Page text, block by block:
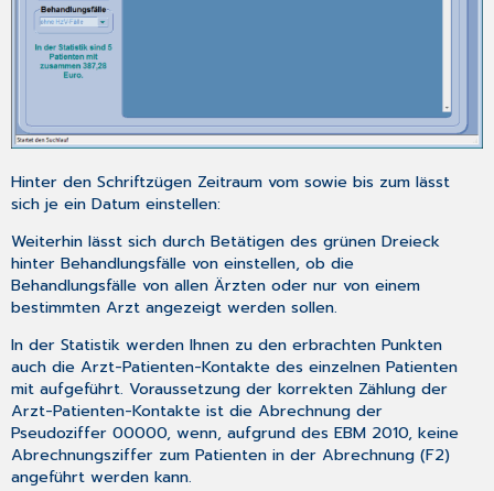
Hinter den Schriftzügen Zeitraum vom sowiebis zum lässt
sich je ein Datum einstellen:
Weiterhin lässt sich durch Betätigen des grünen Dreieck
hinterBehandlungsfälle von einstellen, ob die
Behandlungsfälle von allen Ärzten oder nur von einem
bestimmten Arzt angezeigt werden sollen.
In der Statistik werden Ihnen zu den erbrachten Punkten
auch die Arzt-Patienten-Kontakte des einzelnen Patienten
mit aufgeführt. Voraussetzung der korrekten Zählung der
Arzt-Patienten-Kontakte ist die Abrechnung der
Pseudoziffer 00000, wenn, aufgrund des EBM 2010, keine
Abrechnungsziffer zum Patienten in der Abrechnung (F2)
angeführt werden kann.